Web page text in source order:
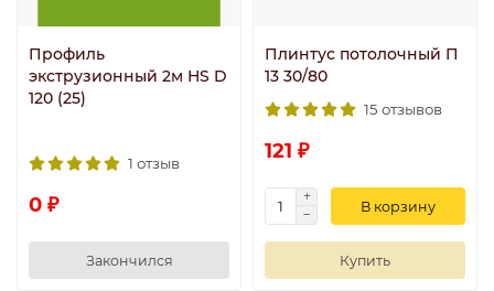
Профиль
экструзионный 2м HS D
120 (25)
1 отзыв
0 ₽
Закончился
Плинтус потолочный П
13 30/80
15 отзывов
121 ₽
В корзину
Купить